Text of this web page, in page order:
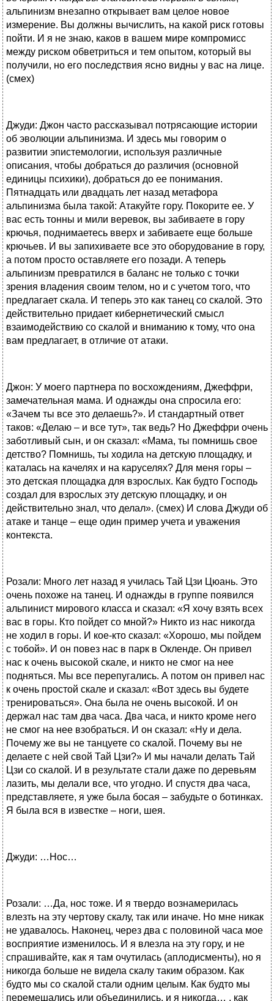
альпинизм внезапно открывает вам целое новое
измерение. Вы должны вычислить, на какой риск готовы
пойти. И я не знаю, каков в вашем мире компромисс
между риском обветриться и тем опытом, который вы
получили, но его последствия ясно видны у вас на лице.
(смех)
Джуди: Джон часто рассказывал потрясающие истории
об эволюции альпинизма. И здесь мы говорим о
развитии эпистемологии, используя различные
описания, чтобы добраться до различия (основной
единицы психики), добраться до ее понимания.
Пятнадцать или двадцать лет назад метафора
альпинизма была такой: Атакуйте гору. Покорите ее. У
вас есть тонны и мили веревок, вы забиваете в гору
крючья, поднимаетесь вверх и забиваете еще больше
крючьев. И вы запихиваете все это оборудование в гору,
а потом просто оставляете его позади. А теперь
альпинизм превратился в баланс не только с точки
зрения владения своим телом, но и с учетом того, что
предлагает скала. И теперь это как танец со скалой. Это
действительно придает кибернетический смысл
взаимодействию со скалой и вниманию к тому, что она
вам предлагает, в отличие от атаки.
Джон: У моего партнера по восхождениям, Джеффри,
замечательная мама. И однажды она спросила его:
«Зачем ты все это делаешь?». И стандартный ответ
таков: «Делаю – и все тут», так ведь? Но Джеффри очень
заботливый сын, и он сказал: «Мама, ты помнишь свое
детство? Помнишь, ты ходила на детскую площадку, и
каталась на качелях и на каруселях? Для меня горы –
это детская площадка для взрослых. Как будто Господь
создал для взрослых эту детскую площадку, и он
действительно знал, что делал». (смех) И слова Джуди об
атаке и танце – еще один пример учета и уважения
контекста.
Розали: Много лет назад я училась Тай Цзи Цюань. Это
очень похоже на танец. И однажды в группе появился
альпинист мирового класса и сказал: «Я хочу взять всех
вас в горы. Кто пойдет со мной?» Никто из нас никогда
не ходил в горы. И кое-кто сказал: «Хорошо, мы пойдем
с тобой». И он повез нас в парк в Окленде. Он привел
нас к очень высокой скале, и никто не смог на нее
подняться. Мы все перепугались. А потом он привел нас
к очень простой скале и сказал: «Вот здесь вы будете
тренироваться». Она была не очень высокой. И он
держал нас там два часа. Два часа, и никто кроме него
не смог на нее взобраться. И он сказал: «Ну и дела.
Почему же вы не танцуете со скалой. Почему вы не
делаете с ней свой Тай Цзи?» И мы начали делать Тай
Цзи со скалой. И в результате стали даже по деревьям
лазить, мы делали все, что угодно. И спустя два часа,
представляете, я уже была босая – забудьте о ботинках.
Я была вся в известке – ноги, шея.
Джуди: …Нос…
Розали: …Да, нос тоже. И я твердо вознамерилась
влезть на эту чертову скалу, так или иначе. Но мне никак
не удавалось. Наконец, через два с половиной часа мое
восприятие изменилось. И я влезла на эту гору, и не
спрашивайте, как я там очутилась (аплодисменты), но я
никогда больше не видела скалу таким образом. Как
будто мы со скалой стали одним целым. Как будто мы
перемешались или объединились, и я никогда… , как